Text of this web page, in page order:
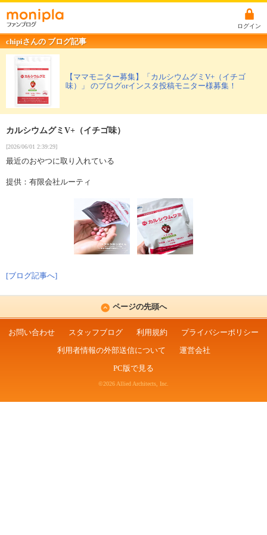
ログイン
chipiさんの ブログ記事
【ママモニター募集】「カルシウムグミV+（イチゴ
味）」 のブログorインスタ投稿モニター様募集！
カルシウムグミV+（イチゴ味）
[2026/06/01 2:39:29]
最近のおやつに取り入れている
提供：有限会社ルーティ
[ブログ記事へ]
ページの先頭へ
お問い合わせ スタッフブログ 利用規約
プライバシーポリシー
利用者情報の外部送信について
運営会社
PC版で見る
©2026 Allied Architects, Inc.